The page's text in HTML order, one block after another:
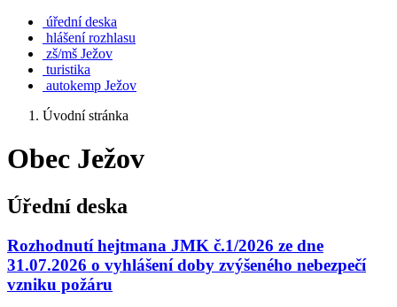
úřední deska
hlášení rozhlasu
zš/mš Ježov
turistika
autokemp Ježov
Úvodní stránka
Obec Ježov
Úřední deska
Rozhodnutí hejtmana JMK č.1/2026 ze dne
31.07.2026 o vyhlášení doby zvýšeného nebezpečí
vzniku požáru